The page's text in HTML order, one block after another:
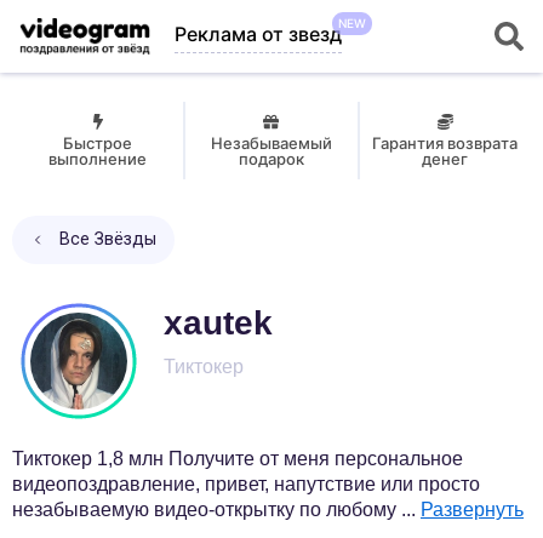
Реклама от звездNEW
Быстрое
выполнение
Незабываемый
подарок
Гарантия возврата
денег
Все Звёзды
xautek
Тиктокер
Тиктокер 1,8 млн Получите от меня персональное
видеопоздравление, привет, напутствие или просто
незабываемую видео-открытку по любому ... Развернуть